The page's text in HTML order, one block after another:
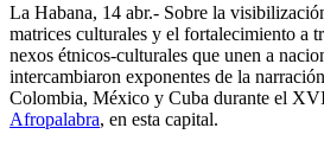
La Habana, 14 abr.- Sobre la
matrices culturales y el fortalecimiento a
nexos étnicos-culturales que unen a
intercambiaron exponentes de la
Colombia, México y Cuba durante el
Afropalabra, en esta capital.